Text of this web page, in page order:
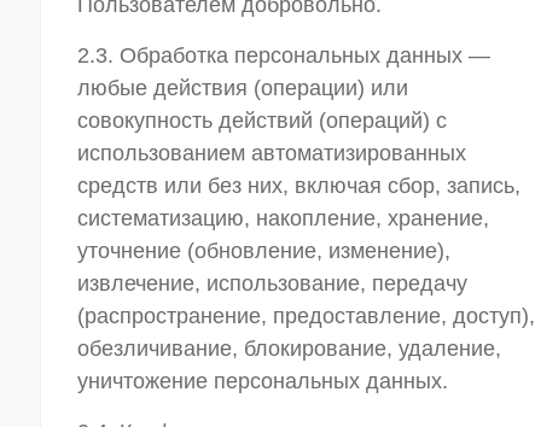
Пользователем добровольно.
2.3. Обработка персональных данных —
любые действия (операции) или
совокупность действий (операций) с
использованием автоматизированных
средств или без них, включая сбор, запись,
систематизацию, накопление, хранение,
уточнение (обновление, изменение),
извлечение, использование, передачу
(распространение, предоставление, доступ),
обезличивание, блокирование, удаление,
уничтожение персональных данных.